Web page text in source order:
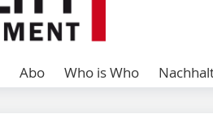
Abo Who is Who